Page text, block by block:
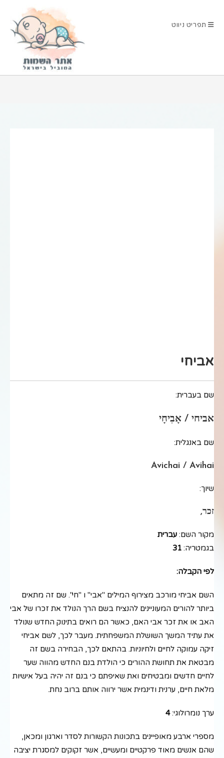
תפריט ניווט
אביחי
שם בעברית:
אביחי / אָבִיחָי
שם באנגלית:
Avichai / Avihai
שיוך:
זכר,
מקור השם: עברית
בגמטריה: 31
לפי הקבלה:
השם אביחי מורכב מצירוף המילים "אבי" ו "חי". שם זה מתאים
ביותר להורים המעוניינים להנציח בשם הרך הנולד את זכרו של אבי
האב או את זכר אבי האם, כאשר הם רואים בתינוק החדש שנולד
את עתיד המשך השושלת המשפחתית. מעבר לכך, לשם אביחי
זיקה עמוקה לחיים ולחיוניות. בהתאם לכך, הבחירה בשם זה
מבטאת את תחושת ההורים כי הולדת בנם החדש מהווה שער
לחיים חדשים ומבטיחים ואת שאיפתם כי בנם זה יהיה בעל אישיות
מלאת חיים, ערנית ודינמית אשר ירווה אותם ברוב נחת.
ערך נומרולוגי:4
מספרי ארבע מאופיינים בתכונות הקשורות לסדר וארגון ומכאן,
שהם אנשים מאוד פרקטיים ומעשיים, אשר זקוקים למסגרת יציבה